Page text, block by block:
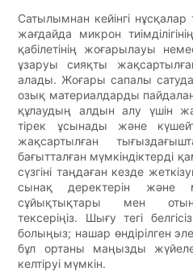
Сатылымнан кейінгі
жағдайда микрон
қабілетінің жоғарылауы
ұзаруы сияқты
алады. Жоғары сапалы сатудан
озық материалдарды
құлаудың алдын алу үшін
тірек ұсынады және
жақсартылған
бағытталған мүмкіндіктерді
сүзгіні таңдаған кезде
сынақ деректерін және
сұйықтықтары мен
тексеріңіз. Шығу тегі
болыңыз; нашар өндірілген
бұл ортаны маңызды
келтіруі мүмкін.